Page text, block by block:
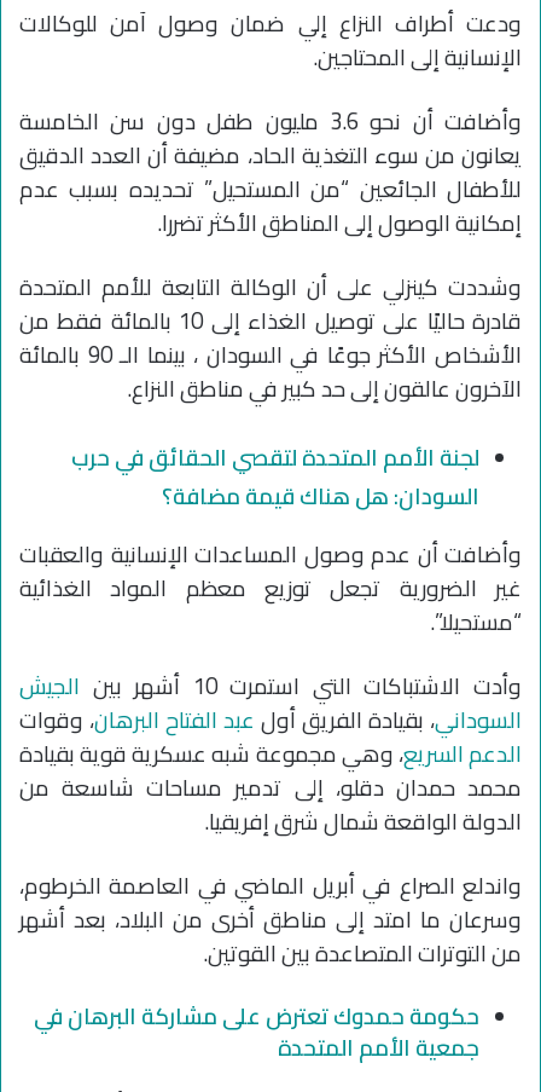
ودعت أطراف النزاع إلي ضمان وصول آمن للوكالات
الإنسانية إلى المحتاجين.
وأضافت أن نحو 3.6 مليون طفل دون سن الخامسة
يعانون من سوء التغذية الحاد، مضيفة أن العدد الدقيق
للأطفال الجائعين “من المستحيل” تحديده بسبب عدم
إمكانية الوصول إلى المناطق الأكثر تضررا.
وشددت كينزلي على أن الوكالة التابعة للأمم المتحدة
قادرة حاليًا على توصيل الغذاء إلى 10 بالمائة فقط من
الأشخاص الأكثر جوعًا في السودان ، بينما الـ 90 بالمائة
الآخرون عالقون إلى حد كبير في مناطق النزاع.
لجنة الأمم المتحدة لتقصي الحقائق في حرب
السودان: هل هناك قيمة مضافة؟
وأضافت أن عدم وصول المساعدات الإنسانية والعقبات
غير الضرورية تجعل توزيع معظم المواد الغذائية
“مستحيلا”.
وأدت الاشتباكات التي استمرت 10 أشهر بين
الجيش
السوداني، بقيادة الفريق أول عبد الفتاح البرهان، وقوات
الدعم السريع، وهي مجموعة شبه عسكرية قوية بقيادة
محمد حمدان دقلو، إلى تدمير مساحات شاسعة من
الدولة الواقعة شمال شرق إفريقيا.
واندلع الصراع في أبريل الماضي في العاصمة الخرطوم،
وسرعان ما امتد إلى مناطق أخرى من البلاد، بعد أشهر
من التوترات المتصاعدة بين القوتين.
حكومة حمدوك تعترض على مشاركة البرهان في
جمعية الأمم المتحدة